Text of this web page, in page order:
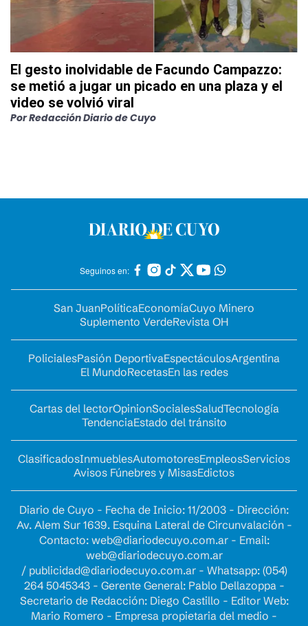
El gesto inolvidable de Facundo Campazzo:
se metió a jugar un picado en una plaza y el
video se volvió viral
PorRedacción Diario de Cuyo
Seguinos en:
San JuanPolíticaEconomíaCuyo Minero
Suplemento VerdeRevista OH
PolicialesPasión DeportivaEspectáculosArgentina
El MundoRecetasEn las redes
Cartas del lectorOpinionSocialesSaludTecnología
TendenciaEstado del tránsito
ClasificadosInmueblesAutomotoresEmpleosServicios
Avisos Fúnebres y MisasEdictos
Diario de Cuyo - Fecha de Inicio: 11/2003 - Dirección:
Av. Alem Sur 1639. Esquina Lateral de Circunvalación -
Contacto: web@diariodecuyo.com.ar- Email:
web@diariodecuyo.com.ar
/ publicidad@diariodecuyo.com.ar- Whatsapp: (054)
264 5045343 - Gerente General: Pablo Dellazoppa -
Secretario de Redacción: Diego Castillo - Editor Web:
Mario Romero - Empresa propietaria del medio -